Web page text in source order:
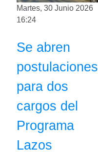
Martes, 30 Junio 2026
16:24
Se abren
postulaciones
para dos
cargos del
Programa
Lazos